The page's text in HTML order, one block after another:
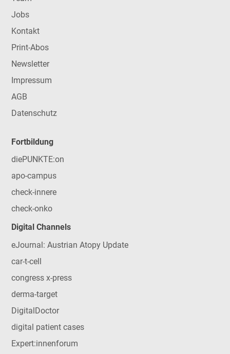
Jobs
Kontakt
Print-Abos
Newsletter
Impressum
AGB
Datenschutz
Fortbildung
diePUNKTE:on
apo-campus
check-innere
check-onko
Digital Channels
eJournal: Austrian Atopy Update
car-t-cell
congress x-press
derma-target
DigitalDoctor
digital patient cases
Expert:innenforum